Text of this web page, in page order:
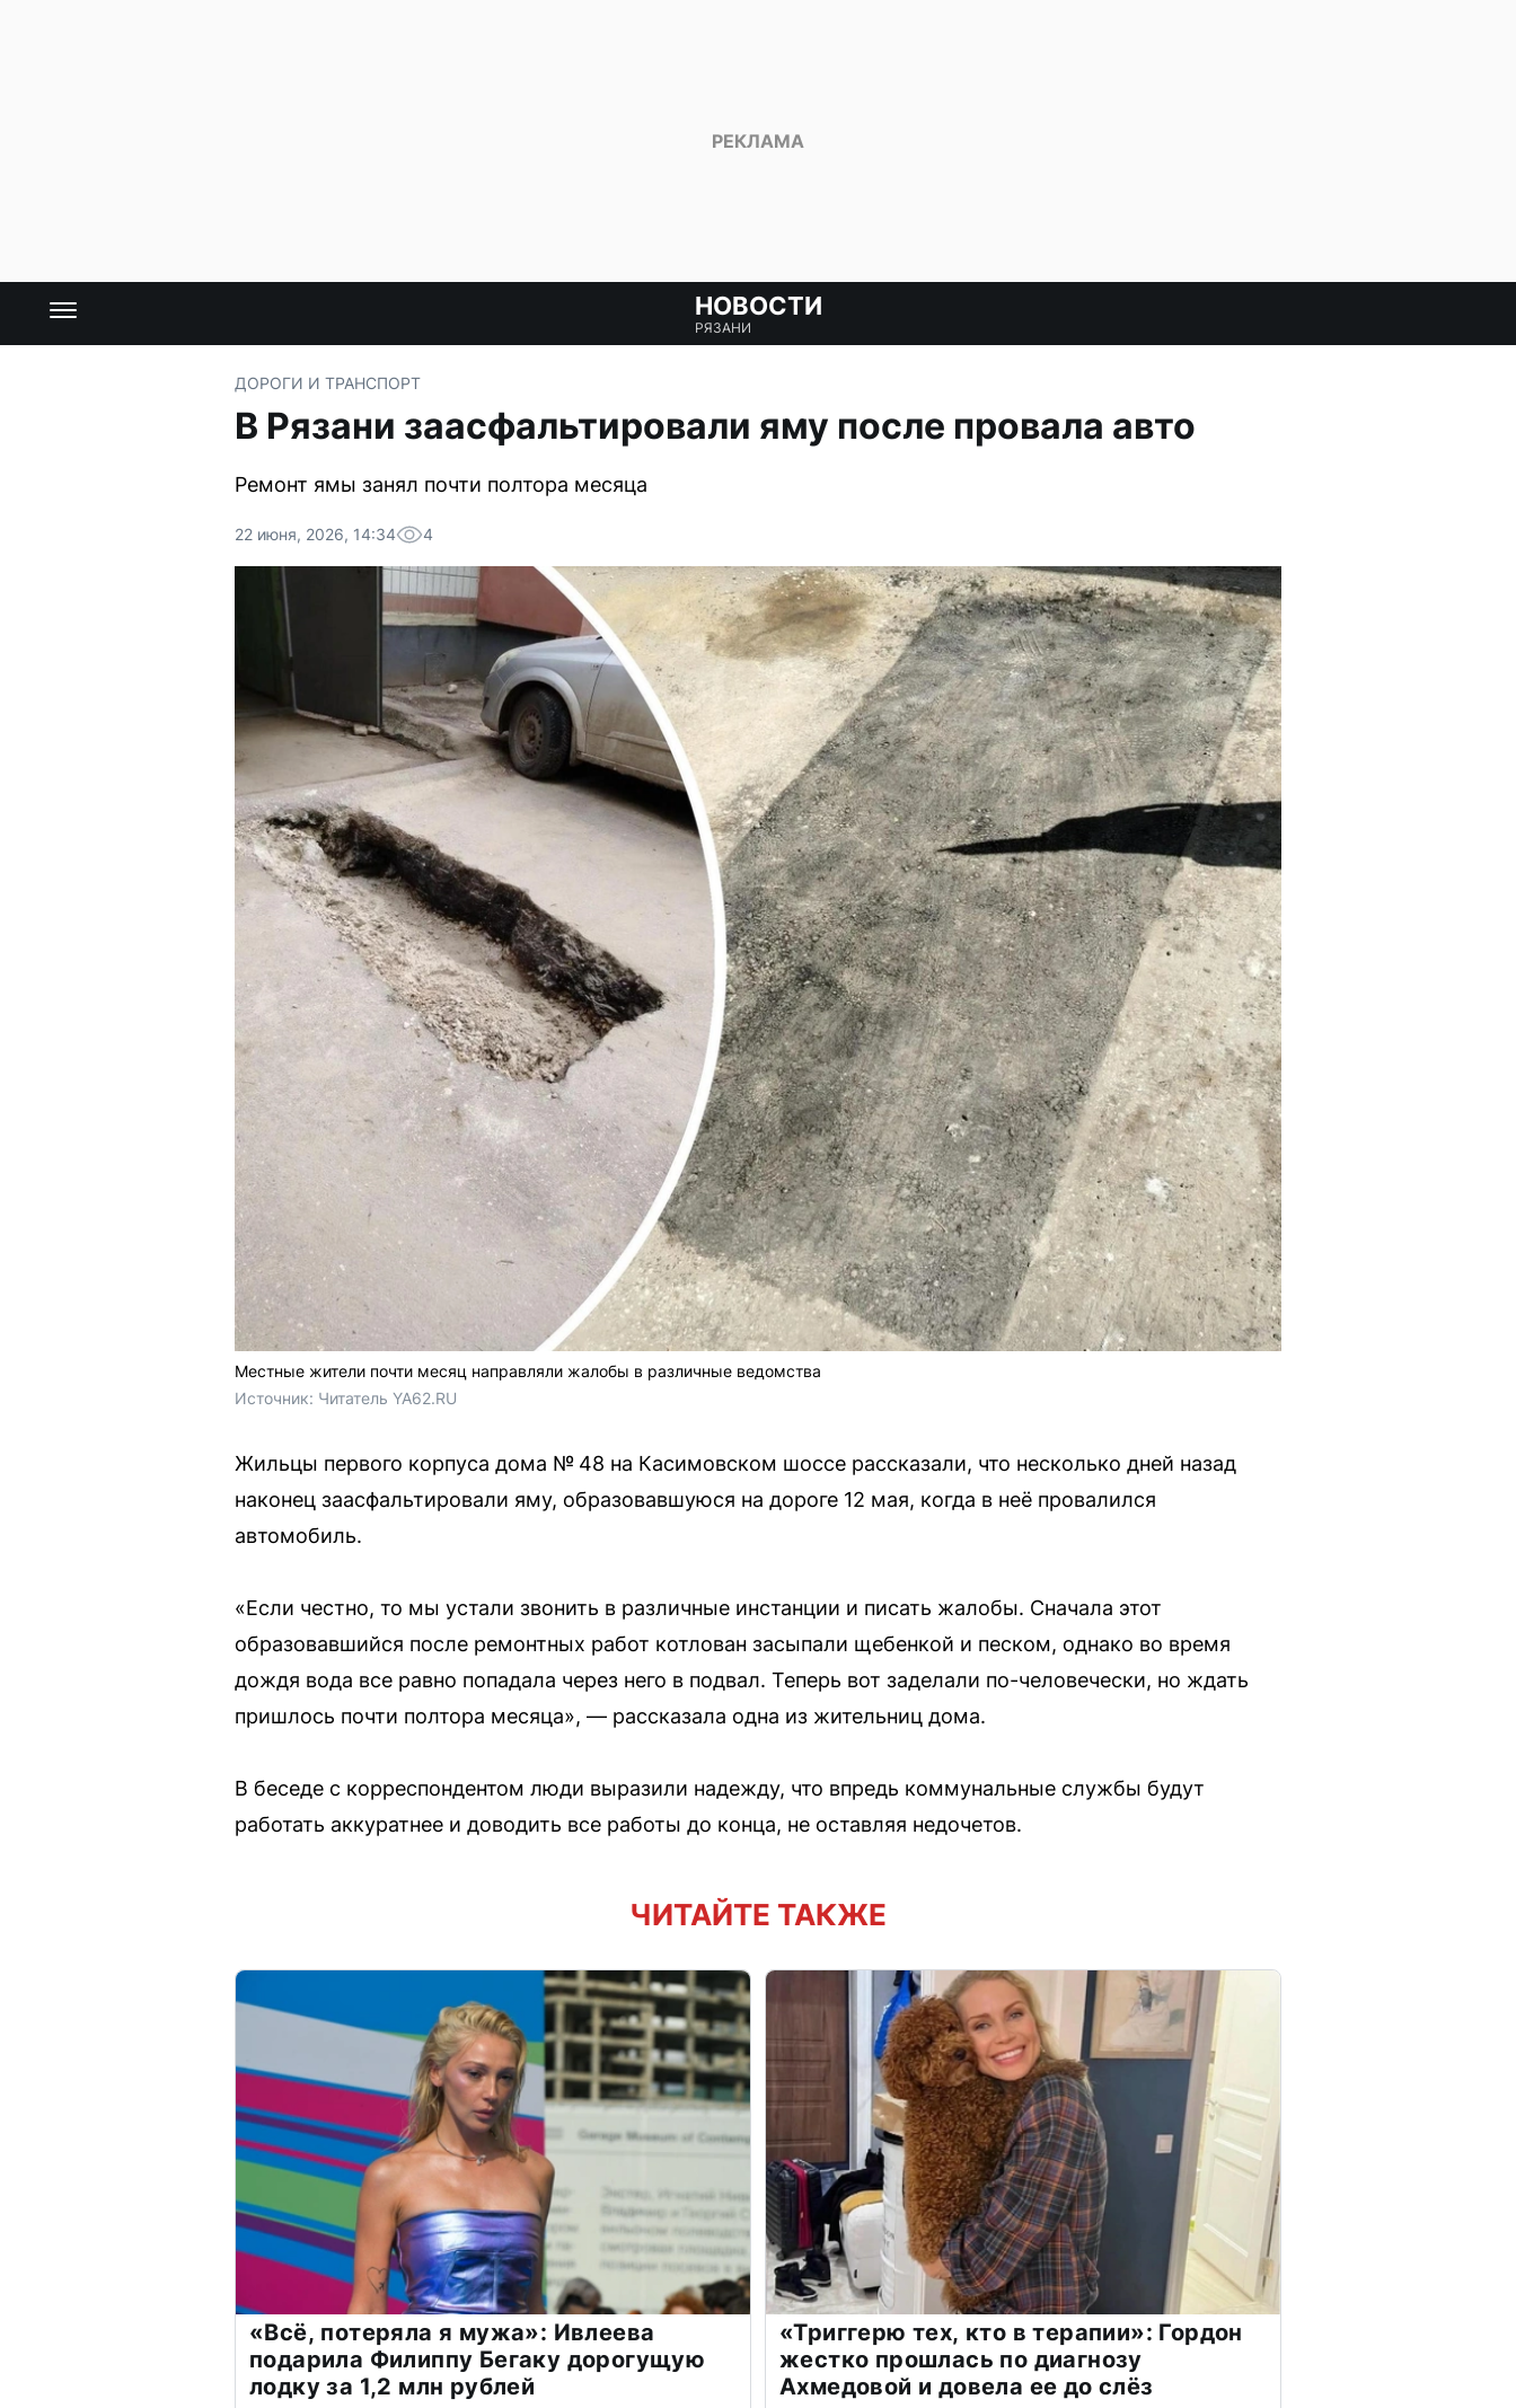
НОВОСТИ
РЯЗАНИ
ДОРОГИ И ТРАНСПОРТ
В Рязани заасфальтировали яму после провала авто
Ремонт ямы занял почти полтора месяца
22 июня, 2026, 14:34 4
Местные жители почти месяц направляли жалобы в различные ведомства
Источник: Читатель YA62.RU
Жильцы первого корпуса дома № 48 на Касимовском шоссе рассказали, что несколько дней назад
наконец заасфальтировали яму, образовавшуюся на дороге 12 мая, когда в неё провалился
автомобиль.
«Если честно, то мы устали звонить в различные инстанции и писать жалобы. Сначала этот
образовавшийся после ремонтных работ котлован засыпали щебенкой и песком, однако во время
дождя вода все равно попадала через него в подвал. Теперь вот заделали по-человечески, но ждать
пришлось почти полтора месяца», — рассказала одна из жительниц дома.
В беседе с корреспондентом люди выразили надежду, что впредь коммунальные службы будут
работать аккуратнее и доводить все работы до конца, не оставляя недочетов.
ЧИТАЙТЕ ТАКЖЕ
«Всё, потеряла я мужа»: Ивлеева
подарила Филиппу Бегаку дорогущую
лодку за 1,2 млн рублей
«Триггерю тех, кто в терапии»: Гордон
жестко прошлась по диагнозу
Ахмедовой и довела ее до слёз